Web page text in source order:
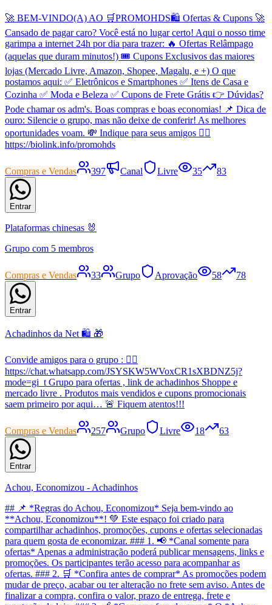
🚀 BEM-VINDO(A) AO 🛒PROMOHDS🛍️ Ofertas & Cupons 🚀
Cansado de pagar caro? Você está no lugar certo! Aqui o nosso time
garimpa a internet 24h por dia para trazer: 🔥 Ofertas Relâmpago
(aquelas que duram minutos!) 🎟️ Cupons Exclusivos das maiores
lojas (Mercado Livre, Amazon, Shopee, Magalu, e +) O que
postamos aqui: ✅ Eletrônicos e Smartphones ✅ Itens de Casa e
Cozinha ✅ Moda e Beleza ✅ Cupons de Frete Grátis 👉 Dúvidas?
Pode chamar os adm's. Boas compras e boas economias! 📌 Dica de
ouro: Silencie o grupo, mas não deixe de conferir! As melhores
oportunidades voam. 💸 Indique para seus amigos 👇🏻
https://biolink.info/promohds
Compras e Vendas 397 Canal Livre 35 83
Entrar
Plataformas chinesas 🐰
Grupo com 5 membros
Compras e Vendas 33 Grupo Aprovação 58 78
Entrar
Achadinhos da Net 🛍️ 🎁
Convide amigos para o grupo : 👇🏼
https://chat.whatsapp.com/JSYSKW5WVoxCR1sXBDNZ5j?
mode=gi_t Grupo para ofertas , link de achadinhos Shoppe e
mercado livre . Produtos mais vendidos e cupons promocionais
saem primeiro por aqui… 🚨 Fiquem atentos!!!
Compras e Vendas 257 Grupo Livre 18 63
Entrar
Achou, Economizou - Achadinhos
## 📌 *Regras do Achou, Economizou* Seja bem-vindo ao
**Achou, Economizou**! 💚 Este espaço foi criado para
compartilhar achadinhos, promoções, cupons e ofertas selecionadas
para quem gosta de economizar. ### 1. 📢 *Canal somente para
ofertas* Apenas a administração poderá publicar mensagens, links e
promoções. Os participantes terão acesso para acompanhar as
ofertas. ### 2. 🛒 *Confira antes de comprar* As promoções podem
mudar de preço, acabar ou ter alteração no frete sem aviso. Antes de
finalizar a compra, confira o valor, prazo de entrega, frete e